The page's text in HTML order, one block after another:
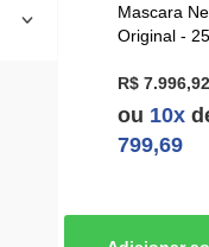
Mascara
Original -
R$ 7.996,92
ou 10x
799,69